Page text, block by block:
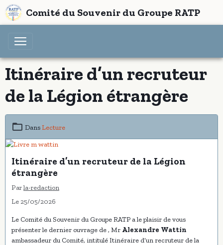
Comité du Souvenir du Groupe RATP
Itinéraire d’un recruteur
de la Légion étrangère
DansLecture
Itinéraire d’un recruteur de la Légion
étrangère
Parla-redaction
Le 25/05/2026
Le Comité du Souvenir du Groupe RATP a le plaisir de vous
présenter le dernier ouvrage de , Mr Alexandre Wattin
ambassadeur du Comité, intitulé Itinéraire d’un recruteur de la